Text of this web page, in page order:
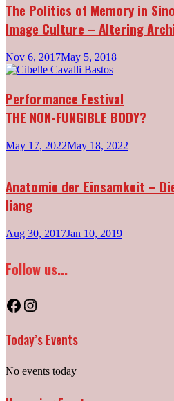
The Politics of Memory in
Image Culture – Altering
Nov 6, 2017May 5, 2018
Performance Festival
THE NON-FUNGIBLE BODY?
May 17, 2022May 18, 2022
Anatomie der Einsamkeit –
liang
Aug 30, 2017Jan 10, 2019
Follow us...
Facebook
Instagram
Today’s Events
No events today